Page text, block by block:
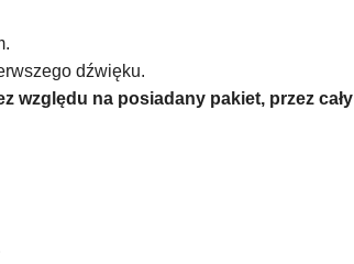
dźwięku.
względu na posiadany pakiet, przez cały